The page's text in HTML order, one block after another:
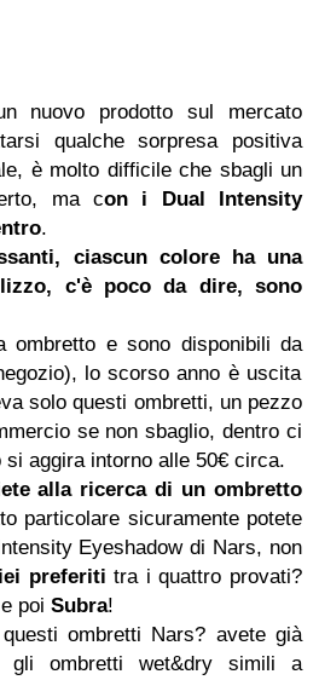
nuovo prodotto sul mercato
qualche sorpresa positiva
è molto difficile che sbagli un
ma con i Dual Intensity
.
ciascun colore ha una
c'è poco da dire, sono
ombretto e sono disponibili da
lo scorso anno è uscita
solo questi ombretti, un pezzo
se non sbaglio, dentro ci
aggira intorno alle 50€ circa.
alla ricerca di un ombretto
particolare sicuramente potete
Eyeshadow di Nars, non
preferititra i quattro provati?
poi Subra!
ombretti Nars? avete già
gli ombretti wet&dry simili a